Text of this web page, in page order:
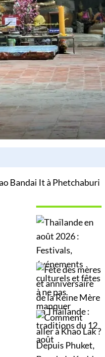
Bandai It à Phetchaburi